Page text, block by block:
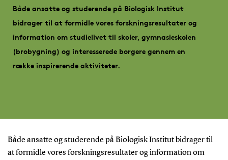
Både ansatte og studerende på Biologisk Institut
bidrager til at formidle vores forskningsresultater og
information om studielivet til skoler, gymnasieskolen
(brobygning) og interesserede borgere gennem en
række inspirerende aktiviteter.
Både ansatte og studerende på Biologisk Institut bidrager til
at formidle vores forskningsresultater og information om